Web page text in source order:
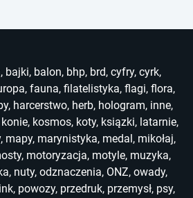
, bajki, balon, bhp, brd, cyfry, cyrk,
, fauna, filatelistyka, flagi, flora,
, harcerstwo, herb, hologram, inne,
konie, kosmos, koty, ksiązki, latarnie,
, mapy, marynistyka, medal , mikołaj,
, motoryzacja, motyle, muzyka,
, nuty, odznaczenia, ONZ, owady,
, powozy, przedruk, przemysł, psy,